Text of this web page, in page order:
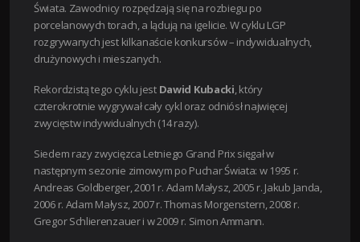
Świata. Zawodnicy rozpędzają się na rozbiegu po
porcelanowych torach, a lądują na igelicie. W cyklu LGP
rozgrywanych jest kilkanaście konkursów – indywidualnych,
drużynowych i mieszanych.
Rekordzistą tego cyklu jestDawid Kubacki, który
czterokrotnie wygrywał cały cykl oraz odniósł najwięcej
zwycięstw indywidualnych (14 razy).
Siedem razy zwycięzca Letniego Grand Prix sięgał w
następnym sezonie zimowym po Puchar Świata: w 1995 r.
Andreas Goldberger, 2001 r. Adam Małysz, 2005 r. Jakub Janda,
2006 r. Adam Małysz, 2007 r. Thomas Morgenstern, 2008 r.
Gregor Schlierenzauer i w 2009 r. Simon Ammann.